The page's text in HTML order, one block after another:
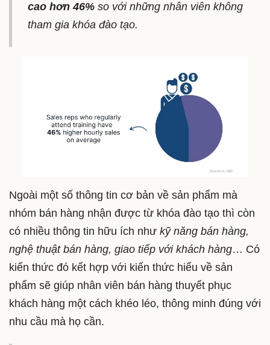
cao hơn 46%so với những nhân viên không
tham gia khóa đào tạo.
Ngoài một số thông tin cơ bản về sản phẩm mà
nhóm bán hàng nhận được từ khóa đào tạo thì còn
có nhiều thông tin hữu ích như kỹ năng bán hàng,
nghệ thuật bán hàng, giao tiếp với khách hàng… Có
kiến thức đó kết hợp với kiến thức hiểu về sản
phẩm sẽ giúp nhân viên bán hàng thuyết phục
khách hàng một cách khéo léo, thông minh đúng với
nhu cầu mà họ cần.